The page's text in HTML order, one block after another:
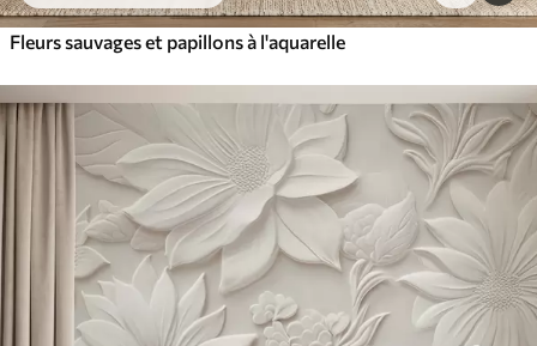
Fleurs sauvages et papillons à l'aquarelle